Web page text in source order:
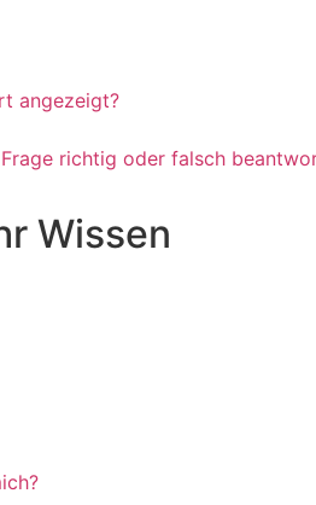
angezeigt?
richtig oder falsch
Wissen